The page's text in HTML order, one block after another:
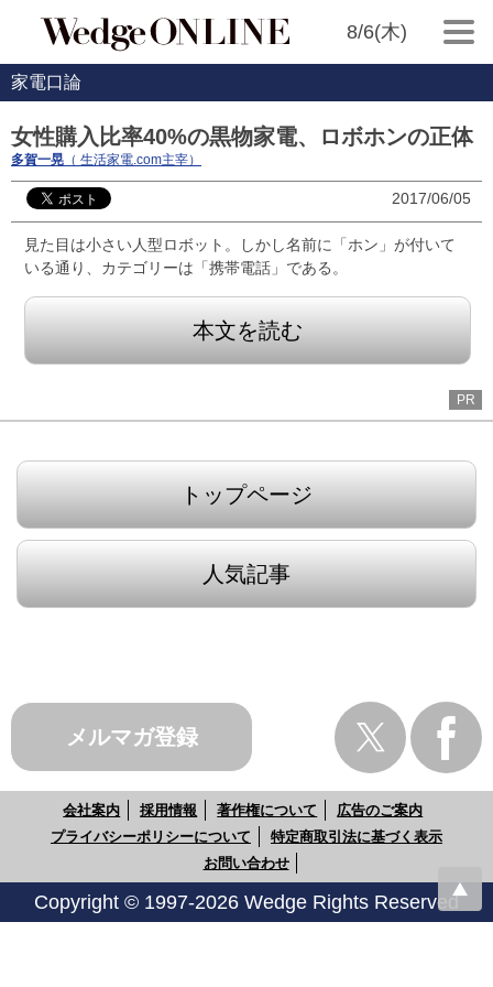
8/6(木)
家電口論
女性購入比率40%の黒物家電、ロボホンの正体
多賀一晃 （ 生活家電.com主宰）
2017/06/05
見た目は小さい人型ロボット。しかし名前に「ホン」が付いて
いる通り、カテゴリーは「携帯電話」である。
本文を読む
PR
トップページ
人気記事
メルマガ登録
会社案内 採用情報 著作権について
広告のご案内
プライバシーポリシーについて
特定商取引法に基づく表示
お問い合わせ
Copyright © 1997-2026 Wedge Rights Reserved